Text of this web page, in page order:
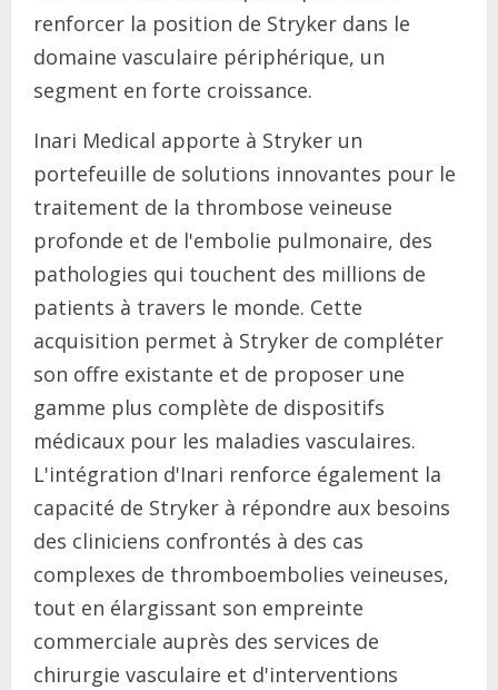
renforcer la position de Stryker dans le
domaine vasculaire périphérique, un
segment en forte croissance.
Inari Medical apporte à Stryker un
portefeuille de solutions innovantes pour le
traitement de la thrombose veineuse
profonde et de l'embolie pulmonaire, des
pathologies qui touchent des millions de
patients à travers le monde. Cette
acquisition permet à Stryker de compléter
son offre existante et de proposer une
gamme plus complète de dispositifs
médicaux pour les maladies vasculaires.
L'intégration d'Inari renforce également la
capacité de Stryker à répondre aux besoins
des cliniciens confrontés à des cas
complexes de thromboembolies veineuses,
tout en élargissant son empreinte
commerciale auprès des services de
chirurgie vasculaire et d'interventions